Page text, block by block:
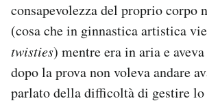
consapevolezza del proprio corpo
(cosa che in ginnastica artistica
twisties) mentre era in aria e
dopo la prova non voleva andare
parlato della difficoltà di gestire lo